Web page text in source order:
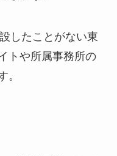
したことがない東
トや所属事務所の
。